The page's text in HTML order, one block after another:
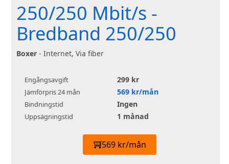
250/250 Mbit/s -
Bredband 250/250
Boxer - Internet, Via fiber
Engångsavgift 299 kr
Jämförpris 24 mån 569 kr/mån
Bindningstid Ingen
Uppsägningstid 1 månad
569 kr/mån